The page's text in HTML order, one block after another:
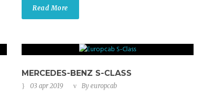
Read More
MERCEDES-BENZ S-CLASS
03 apr 2019 Byeuropcab